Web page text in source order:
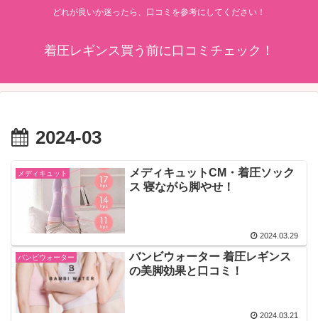
どれが良いか迷ったら、口コミを参考にしてください！
着圧レギンス買う前に口コミチェック！
2024-03
メディキュット
メディキュットCM・着圧ソック
ス 寝ながら脚やせ！
2024.03.29
バンビウォーター
バンビウォーター 着圧レギンス
の美脚効果と口コミ！
2024.03.21